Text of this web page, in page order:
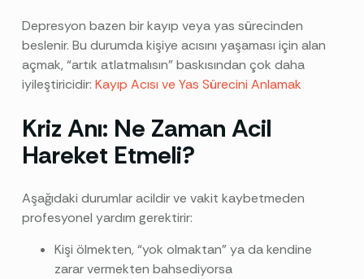
Depresyon bazen bir kayıp veya yas sürecinden
beslenir. Bu durumda kişiye acısını yaşaması için alan
açmak, “artık atlatmalısın” baskısından çok daha
iyileştiricidir: Kayıp Acısı ve Yas Sürecini Anlamak
Kriz Anı: Ne Zaman Acil
Hareket Etmeli?
Aşağıdaki durumlar acildir ve vakit kaybetmeden
profesyonel yardım gerektirir:
Kişi ölmekten, “yok olmaktan” ya da kendine
zarar vermekten bahsediyorsa